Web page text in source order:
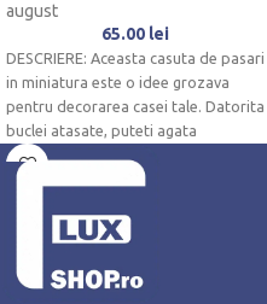
august
65.00 lei
DESCRIERE: Aceasta casuta de pasari
in miniatura este o idee grozava
pentru decorarea casei tale. Datorita
buclei atasate, puteti agata